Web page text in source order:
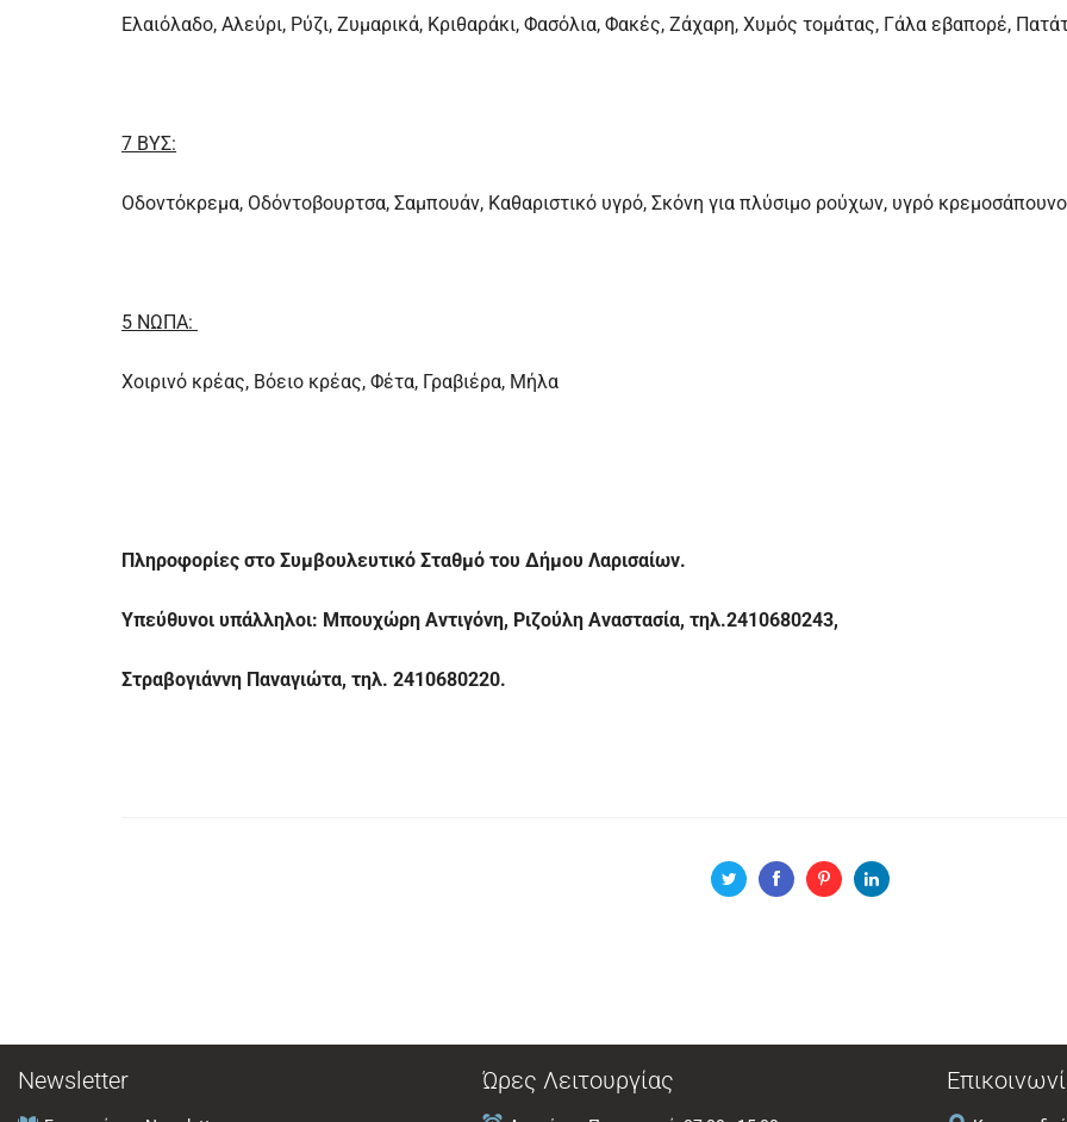
Ελαιόλαδο, Αλεύρι, Ρύζι, Ζυμαρικά, Κριθαράκι, Φασόλια, Φακές, Ζάχαρη, Χυμός τομάτας, Γάλα εβαπορέ,
7 ΒΥΣ:
Οδοντόκρεμα, Οδόντοβουρτσα, Σαμπουάν, Καθαριστικό υγρό, Σκόνη για πλύσιμο ρούχων, υγρό
5 ΝΩΠΑ:
Χοιρινό κρέας, Βόειο κρέας, Φέτα, Γραβιέρα, Μήλα
Πληροφορίες στο Συμβουλευτικό Σταθμό του Δήμου Λαρισαίων.
Υπεύθυνοι υπάλληλοι: Μπουχώρη Αντιγόνη, Ριζούλη Αναστασία, τηλ.2410680243,
Στραβογιάννη Παναγιώτα, τηλ. 2410680220.
Newsletter Ώρες Λειτουργίας